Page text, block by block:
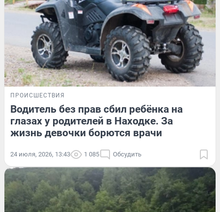
ПРОИСШЕСТВИЯ
Водитель без прав сбил ребёнка на
глазах у родителей в Находке. За
жизнь девочки борются врачи
24 июля, 2026, 13:43 1 085 Обсудить